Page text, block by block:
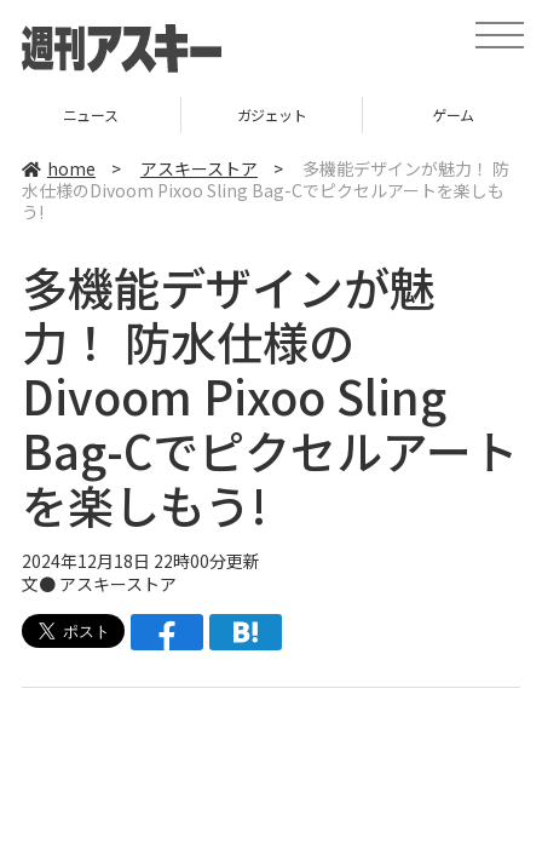
t
o
a
v
i
ニュース ガジェット ゲーム
home > アスキーストア >
多機能デザインが魅力！ 防
水仕様のDivoom Pixoo Sling Bag-Cでピクセルアートを楽しも
う!
多機能デザインが魅
力！ 防水仕様の
Divoom Pixoo Sling
Bag-Cでピクセルアート
を楽しもう!
2024年12月18日 22時00分更新
文● アスキーストア